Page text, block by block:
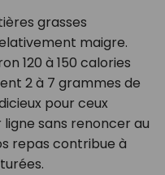
grasses
maigre.
120 à 150 calories
2 à 7 grammes de
pour ceux
ligne sans renoncer au
repas contribue à